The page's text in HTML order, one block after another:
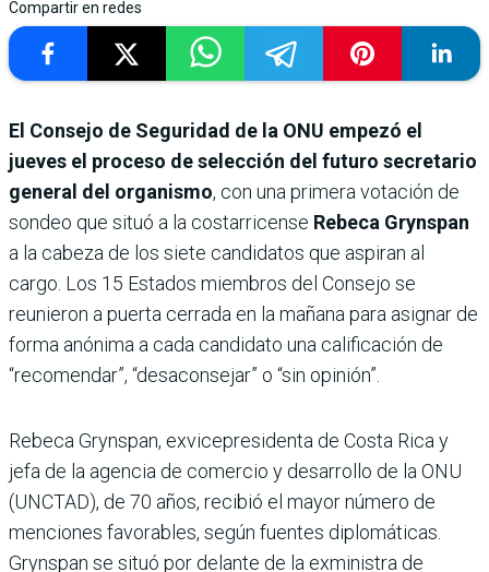
Compartir en redes
El Consejo de Seguridad de la ONU empezó el
jueves el proceso de selección del futuro secretario
general del organismo, con una primera votación de
sondeo que situó a la costarricense Rebeca Grynspan
a la cabeza de los siete candidatos que aspiran al
cargo. Los 15 Estados miembros del Consejo se
reunieron a puerta cerrada en la mañana para asignar de
forma anónima a cada candidato una calificación de
“recomendar”, “desaconsejar” o “sin opinión”.
Rebeca Grynspan, exvicepresidenta de Costa Rica y
jefa de la agencia de comercio y desarrollo de la ONU
(UNCTAD), de 70 años, recibió el mayor número de
menciones favorables, según fuentes diplomáticas.
Grynspan se situó por delante de la exministra de